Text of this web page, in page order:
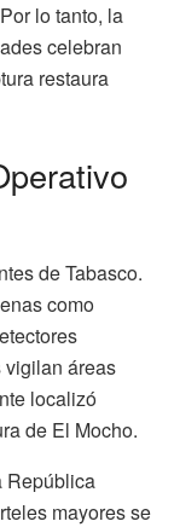
lo tanto, la
celebran
restaura
de Tabasco.
como
vigilan áreas
localizó
de El Mocho.
República
mayores se